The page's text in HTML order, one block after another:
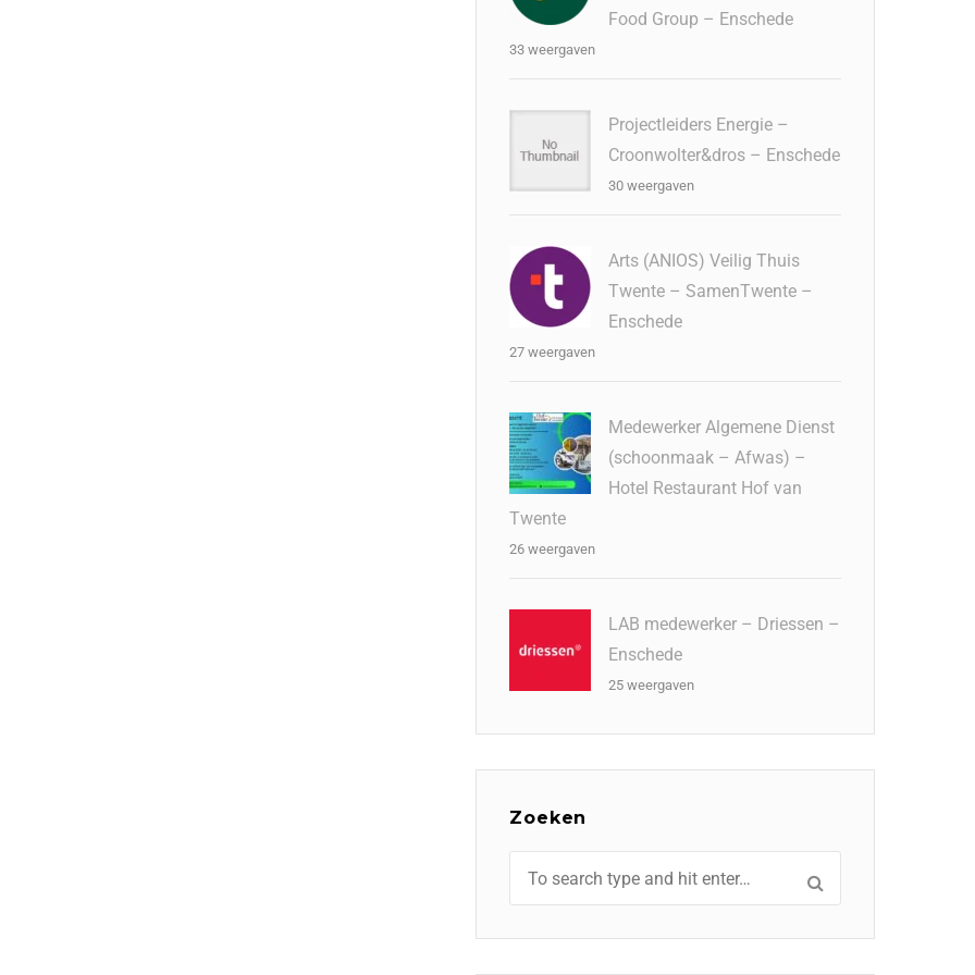
Food Group – Enschede
33 weergaven
Projectleiders Energie –
Croonwolter&dros – Enschede
30 weergaven
Arts (ANIOS) Veilig Thuis
Twente – SamenTwente –
Enschede
27 weergaven
Medewerker Algemene Dienst
(schoonmaak – Afwas) –
Hotel Restaurant Hof van
Twente
26 weergaven
LAB medewerker – Driessen –
Enschede
25 weergaven
Zoeken